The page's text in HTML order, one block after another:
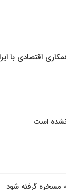
اقتصادی با
نشده است
مسخره گرفته شود